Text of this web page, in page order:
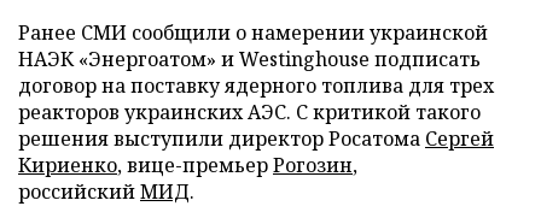
Ранее СМИ сообщили о намерении украинской
НАЭК «Энергоатом» и Westinghouse подписать
договор на поставку ядерного топлива для трех
реакторов украинских АЭС. С критикой такого
решения выступили директор Росатома Сергей
Кириенко, вице-премьерРогозин,
российскийМИД.